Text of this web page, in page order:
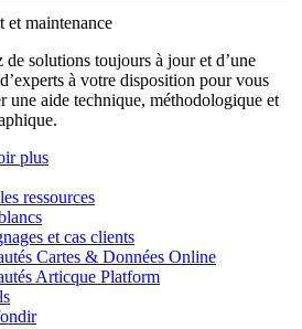
et maintenance
de solutions toujours à jour et d’une
à votre disposition pour vous
une aide technique, méthodologique et
plus
ressources
et cas clients
Cartes & Données Online
Articque Platform